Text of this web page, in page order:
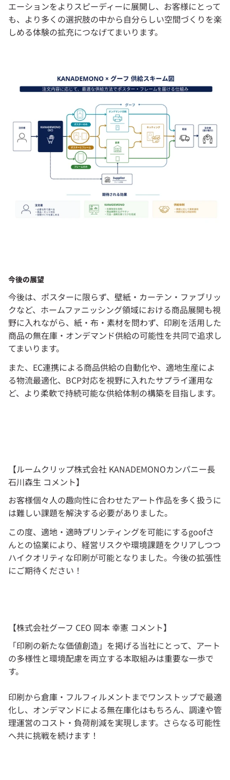
エーションをよりスピーディーに展開し、お客様にとって
も、より多くの選択肢の中から自分らしい空間づくりを楽
しめる体験の拡充につなげてまいります。
今後の展望
今後は、ポスターに限らず、壁紙・カーテン・ファブリッ
クなど、ホームファニッシング領域における商品展開も視
野に入れながら、紙・布・素材を問わず、印刷を活用した
商品の無在庫・オンデマンド供給の可能性を共同で追求し
てまいります。
また、EC連携による商品供給の自動化や、適地生産によ
る物流最適化、BCP対応を視野に入れたサプライ運用な
ど、より柔軟で持続可能な供給体制の構築を目指します。
【ルームクリップ株式会社 KANADEMONOカンパニー長
石川森生 コメント】
お客様個々人の趣向性に合わせたアート作品を多く扱うに
は難しい課題を解決する必要がありました。
この度、適地・適時プリンティングを可能にするgoofさ
んとの協業により、経営リスクや環境課題をクリアしつつ
ハイクオリティな印刷が可能となりました。今後の拡張性
にご期待ください！
【株式会社グーフ CEO 岡本 幸憲 コメント】
「印刷の新たな価値創造」を掲げる当社にとって、アート
の多様性と環境配慮を両立する本取組みは重要な一歩で
す。
印刷から倉庫・フルフィルメントまでワンストップで最適
化し、オンデマンドによる無在庫化はもちろん、調達や管
理運営のコスト・負荷削減を実現します。さらなる可能性
へ共に挑戦を続けます！